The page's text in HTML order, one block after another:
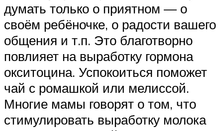
думать только о приятном — о
своём ребёночке, о радости вашего
общения и т.п. Это благотворно
повлияет на выработку гормона
окситоцина. Успокоиться поможет
чай с ромашкой или мелиссой.
Многие мамы говорят о том, что
стимулировать выработку молока